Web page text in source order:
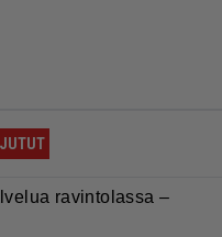
ravintolassa –